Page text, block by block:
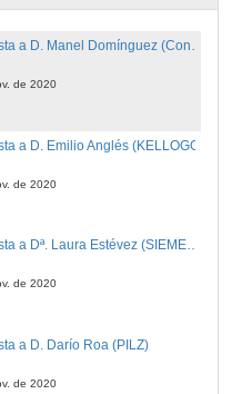
Entrevista a D. Manel Domínguez (Consultor Tecnolóxico)
de 2020
a D. Emilio Anglés (KELLOGG)
de 2020
Entrevista a Dª. Laura Estévez (SIEMENS)
de 2020
a D. Darío Roa (PILZ)
de 2020